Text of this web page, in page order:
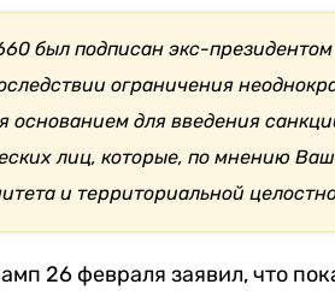
был подписан экс-
ограничения
основанием для введения
лиц, которые, по мнению
и территориальной
26 февраля заявил, что